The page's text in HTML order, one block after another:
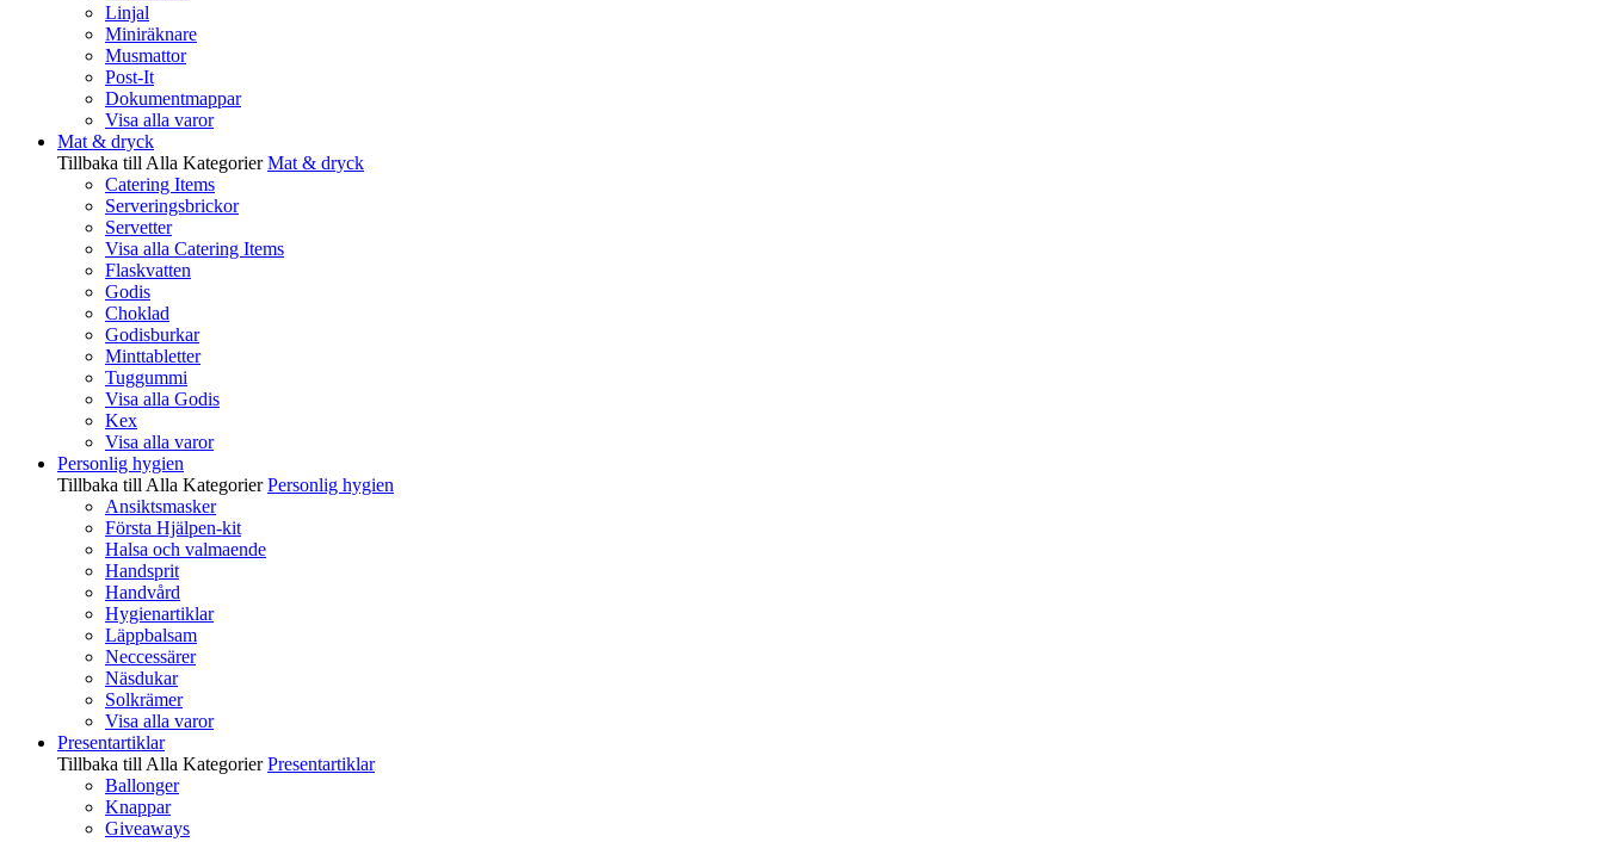
Linjal
Miniräknare
Musmattor
Post-It
Dokumentmappar
Visa alla varor
Mat & dryck
Tillbaka till Alla Kategorier Mat & dryck
Catering Items
Serveringsbrickor
Servetter
Visa alla Catering Items
Flaskvatten
Godis
Choklad
Godisburkar
Minttabletter
Tuggummi
Visa alla Godis
Kex
Visa alla varor
Personlig hygien
Tillbaka till Alla Kategorier Personlig hygien
Ansiktsmasker
Första Hjälpen-kit
Halsa och valmaende
Handsprit
Handvård
Hygienartiklar
Läppbalsam
Neccessärer
Näsdukar
Solkrämer
Visa alla varor
Presentartiklar
Tillbaka till Alla Kategorier Presentartiklar
Ballonger
Knappar
Giveaways